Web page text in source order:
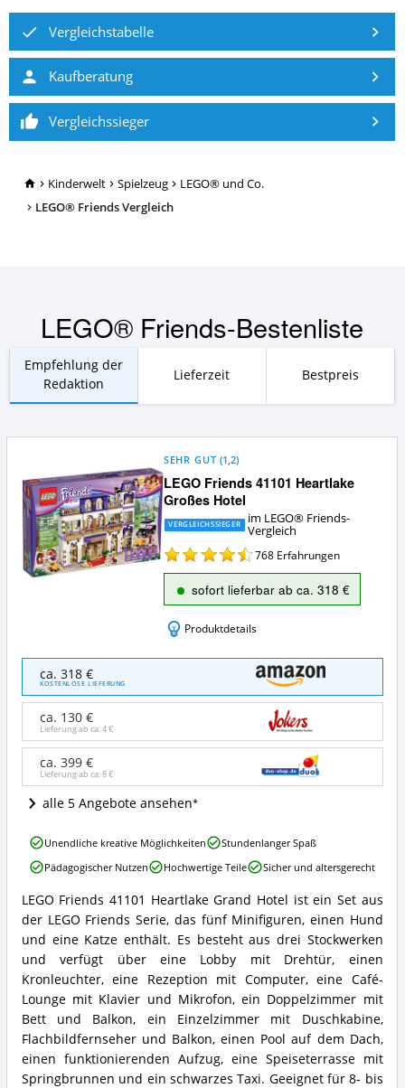
TopRatgeber24.de
Kinderwelt Spielzeug
LEGO® und Co.
LEGO® Friends Vergleich
Vergleichstabelle
Kaufberatung
Vergleichssieger
LEGO® Friends-Bestenliste
Empfehlung der
Redaktion
Lieferzeit Bestpreis
LEGO Friends 41101 Heartlake
Großes Hotel
SEHR GUT (1,2)
VERGLEICHSSIEGER
im LEGO® Friends-
Vergleich
768 Erfahrungen
sofort lieferbar ab ca. 318 €
Produktdetails
Friends
41101
Heartlake
Großes
Hotel
Angebote:
ist
LEGO®
erhältlich?
ca. 318 €
KOSTENLOSE LIEFERUNG
ca. 130 €
Lieferung ab ca.4 €
ca. 399 €
Lieferung ab ca.8 €
alle 5 Angebote ansehen
LEGO
Friends
41101
Heartlake
Großes
Hotel
Zusammenfassung:
Was
bietet
LEGO®
Friends?
LEGO Friends 41101 Heartlake Grand Hotel ist ein Set aus
der LEGO Friends Serie, das fünf Minifiguren, einen Hund
und eine Katze enthält. Es besteht aus drei Stockwerken
und verfügt über eine Lobby mit Drehtür, einen
Kronleuchter, eine Rezeption mit Computer, eine Café-
Lounge mit Klavier und Mikrofon, ein Doppelzimmer mit
Bett und Balkon, ein Einzelzimmer mit Duschkabine,
Flachbildfernseher und Balkon, einen Pool auf dem Dach,
einen funktionierenden Aufzug, eine Speiseterrasse mit
Springbrunnen und ein schwarzes Taxi. Geeignet für 8- bis
LEGO
Friends
41101
Großes
Hotel
Vorteile:
Was
spricht
für
LEGO®
Friends?
Unendliche kreative Möglichkeiten
Stundenlanger Spaß
Pädagogischer Nutzen
Hochwertige Teile Sicher und altersgerecht